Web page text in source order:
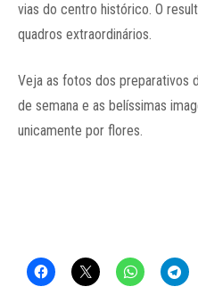
vias do centro histórico. O
quadros extraordinários.
Veja as fotos dos preparativos
de semana e as belíssimas
unicamente por flores.